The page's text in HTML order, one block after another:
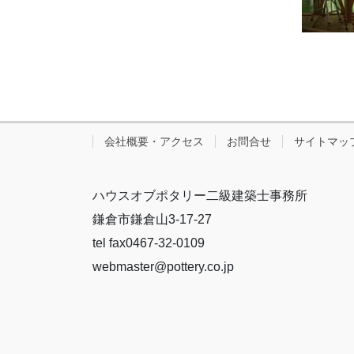
会社概要・アクセス お問合せ サイトマッ
ハウスオブポタリー二級建築士事務所
鎌倉市鎌倉山3-17-27
tel fax0467-32-0109
webmaster@pottery.co.jp